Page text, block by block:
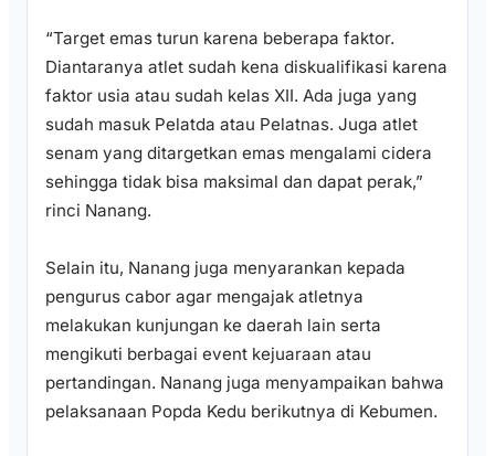
“Target emas turun karena beberapa faktor.
Diantaranya atlet sudah kena diskualifikasi karena
faktor usia atau sudah kelas XII. Ada juga yang
sudah masuk Pelatda atau Pelatnas. Juga atlet
senam yang ditargetkan emas mengalami cidera
sehingga tidak bisa maksimal dan dapat perak,”
rinci Nanang.
Selain itu, Nanang juga menyarankan kepada
pengurus cabor agar mengajak atletnya
melakukan kunjungan ke daerah lain serta
mengikuti berbagai event kejuaraan atau
pertandingan. Nanang juga menyampaikan bahwa
pelaksanaan Popda Kedu berikutnya di Kebumen.